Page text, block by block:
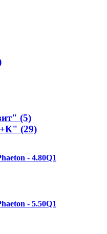
(5)
(29)
- 4.80Q1
- 5.50Q1